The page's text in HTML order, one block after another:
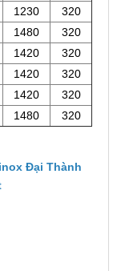
1230
320
1480
320
1420
320
1420
320
1420
320
1480 320
Đại Thành